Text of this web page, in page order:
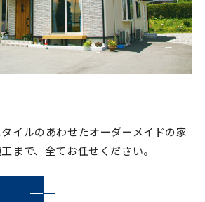
イルのあわせたオーダーメイドの家
まで、全てお任せください。